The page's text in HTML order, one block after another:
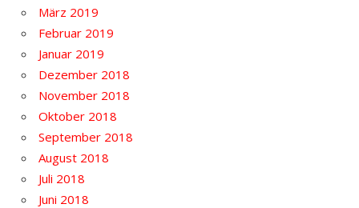
März 2019
Februar 2019
Januar 2019
Dezember 2018
November 2018
Oktober 2018
September 2018
August 2018
Juli 2018
Juni 2018